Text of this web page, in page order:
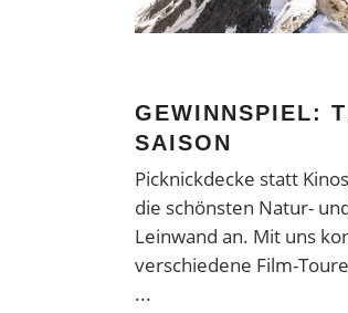
GEWINNSPIEL:
SAISON
Picknickdecke statt
die schönsten Natur-
Leinwand an. Mit uns
verschiedene Film-